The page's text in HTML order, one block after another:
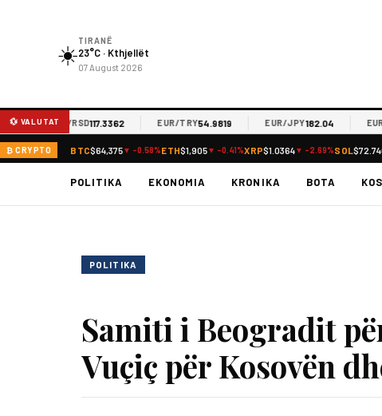
☀️TIRANË
23°C · Kthjellët
07 August 2026
💱 VALUTAT
EUR/RSD 117.3362 EUR/TRY54.9819 EUR/JPY182.04 EUR/CAD
₿ CRYPTO BTC$64,375▼ -0.58%ETH$1,905▼ -0.41%XRP$1.0364▼ -2.69%SOL
POLITIKA EKONOMIA KRONIKA BOTA
POLITIKA
Samiti i Beogradit
Vuçiç për Kosovën